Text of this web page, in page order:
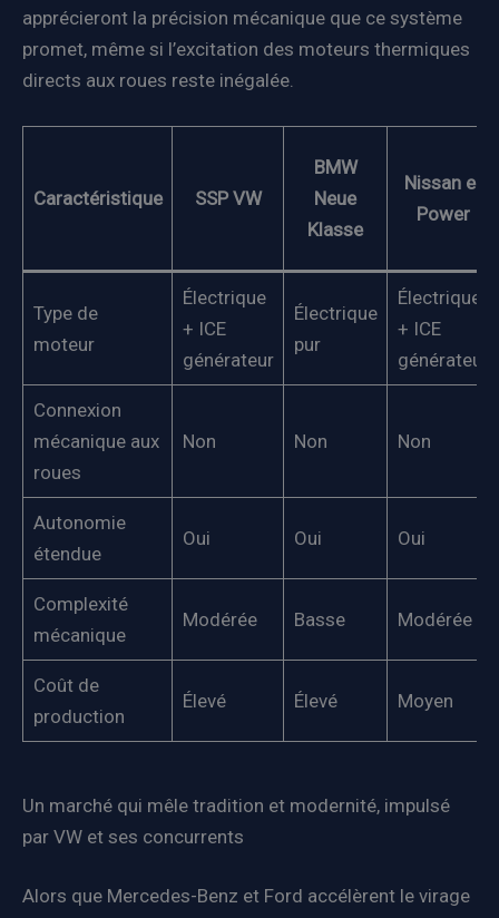
apprécieront la précision mécanique que ce système
promet, même si l’excitation des moteurs thermiques
directs aux roues reste inégalée.
Caractéristique SSP VW
BMW
Neue
Klasse
Nissan e-
Power
Type de
moteur
Électrique
+ ICE
générateur
Électrique
pur
Électrique
+ ICE
générateur
Connexion
mécanique aux
roues
Non Non Non
Autonomie
étendue
Oui Oui Oui
Complexité
mécanique
Modérée Basse Modérée
Coût de
production
Élevé Élevé Moyen
Un marché qui mêle tradition et modernité, impulsé
par VW et ses concurrents
Alors que Mercedes-Benz et Ford accélèrent le virage